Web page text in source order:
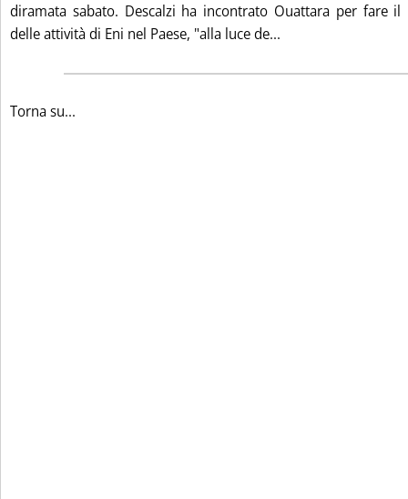
diramata sabato. Descalzi ha incontrato Ouattara per fare
delle attività di Eni nel Paese, "alla luce de...
Torna su...